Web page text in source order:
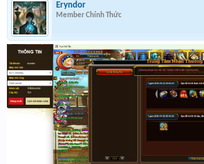
Eryndor
Member Chính Thức